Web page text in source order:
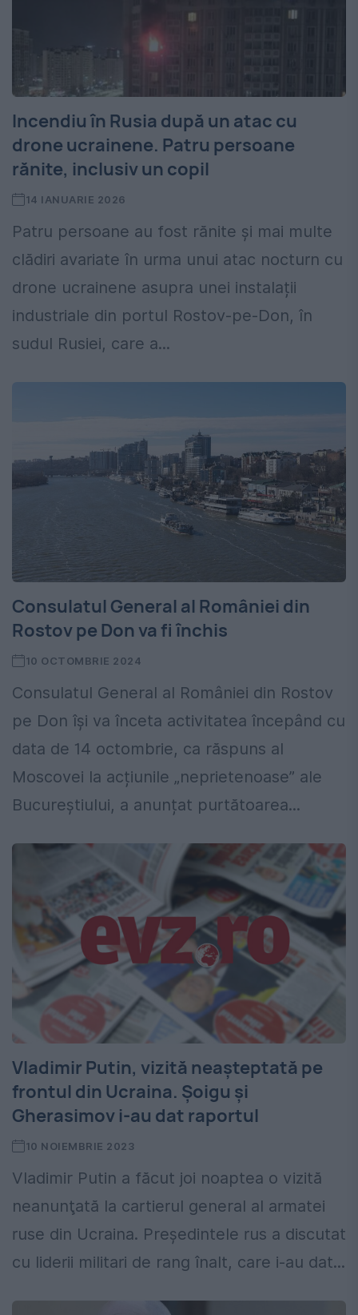
Incendiu în Rusia după un atac cu
drone ucrainene. Patru persoane
rănite, inclusiv un copil
14 IANUARIE 2026
Patru persoane au fost rănite și mai multe
clădiri avariate în urma unui atac nocturn cu
drone ucrainene asupra unei instalații
industriale din portul Rostov-pe-Don, în
sudul Rusiei, care a...
Consulatul General al României din
Rostov pe Don va fi închis
10 OCTOMBRIE 2024
Consulatul General al României din Rostov
pe Don își va înceta activitatea începând cu
data de 14 octombrie, ca răspuns al
Moscovei la acțiunile „neprietenoase” ale
Bucureștiului, a anunțat purtătoarea...
Vladimir Putin, vizită neașteptată pe
frontul din Ucraina. Șoigu și
Gherasimov i-au dat raportul
10 NOIEMBRIE 2023
Vladimir Putin a făcut joi noaptea o vizită
neanunţată la cartierul general al armatei
ruse din Ucraina. Președintele rus a discutat
cu liderii militari de rang înalt, care i-au dat...